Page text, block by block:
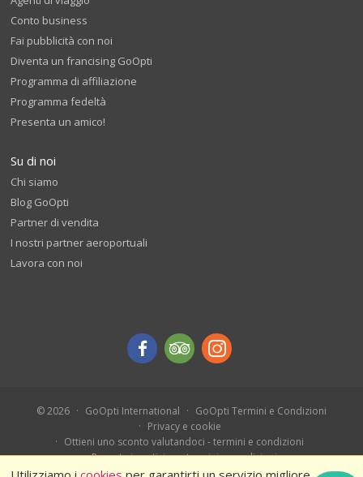
Conto business
Fai pubblicità con noi
Diventa un francising GoOpti
Programma di affiliazione
Programma fedeltà
Presenta un amico!
Su di noi
Chi siamo
Blog GoOpti
Partner di vendita
I nostri partner aeroportuali
Lavora con noi
© 2026 GoOpti International
GoOpti Termini e Condizioni
Privacy e cookie
Ottieni uno sconto valutandoci - termini e condizioni
Prenota in anticipo - termini e condizioni
Ferragosto 2026 – Termini e condizioni